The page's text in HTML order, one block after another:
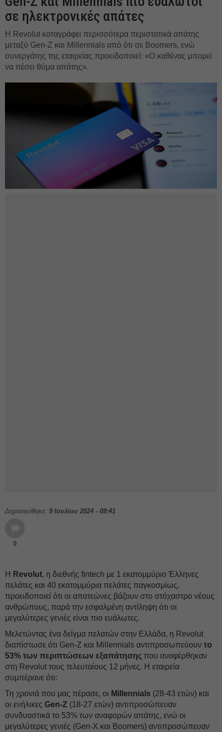
σε ηλεκτρονικές απάτες
Η Revolut καταγράφει περισσότερα περιστατικά απάτης
μεταξύ Gen-Z και Millennials από ότι σε Boomers, ενώ
συνεργάτης της εταιρείας προειδοποιεί: «Ο καθένας μπορεί
να πέσει θύμα απάτης».
Δημοσιεύθηκε: 9 Ιουλίου 2024 - 09:41
0
Η Revolut, η διεθνής fintech με 1 εκατομμύριο Έλληνες
πελάτες και 40 εκατομμύρια πελάτες παγκοσμίως,
προειδοποιεί ότι οι απατεώνες βάζουν στο στόχαστρο νέους
ανθρώπους, παρά την εσφαλμένη αντίληψη ότι οι
μεγαλύτερες γενιές είναι πιο ευάλωτες.
Μελετώντας ένα δείγμα πελατών στην Ελλάδα, η Revolut
διαπίστωσε ότι Gen-Z και Millennials αντιπροσωπεύουν το
53% των περιπτώσεων εξαπάτησης που αναφέρθηκαν
στη Revolut τους τελευταίους 12 μήνες. Η εταιρεία
συμπέρανε ότι:
Τη χρονιά που μας πέρασε, οι Millennials (28-43 ετών) και
οι ενήλικες Gen-Z (18-27 ετών) αντιπροσώπευαν
συνδυαστικά το 53% των αναφορών απάτης, ενώ οι
μεγαλύτερες γενιές (Gen-X και Boomers) αντιπροσώπευαν